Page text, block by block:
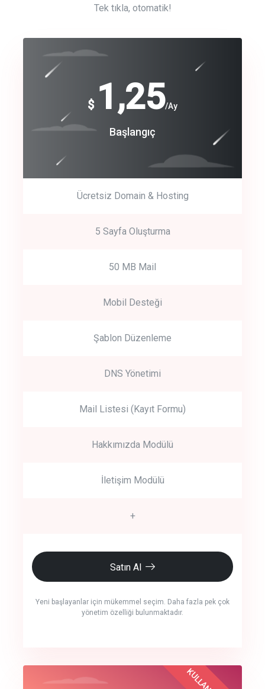
Tek tıkla, otomatik!
$ 1,25/Ay
Başlangıç
Ücretsiz Domain & Hosting
5 Sayfa Oluşturma
50 MB Mail
Mobil Desteği
Şablon Düzenleme
DNS Yönetimi
Mail Listesi (Kayıt Formu)
Hakkımızda Modülü
İletişim Modülü
+
Satın Al
Yeni başlayanlar için mükemmel seçim. Daha fazla pek çok
yönetim özelliği bulunmaktadır.
Free
Basic
crm auto cync